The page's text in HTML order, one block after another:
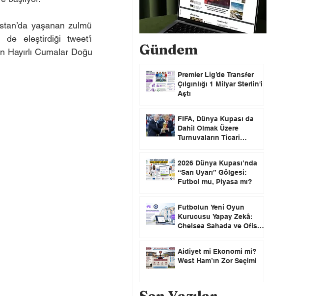
yaşanan zulmü
de eleştirdiği tweet'i
Hayırlı Cumalar Doğu
Gündem
Premier Lig’de Transfer
Çılgınlığı 1 Milyar Sterlin'i
Aştı
FIFA, Dünya Kupası da
Dahil Olmak Üzere
Turnuvaların Ticari
2026 Dünya Kupası’nda
“Sarı Uyarı” Gölgesi:
Futbol mu, Piyasa mı?
Futbolun Yeni Oyun
Kurucusu Yapay Zekâ:
Chelsea Sahada ve Ofiste
Aidiyet mi Ekonomi mi?
West Ham’ın Zor Seçimi